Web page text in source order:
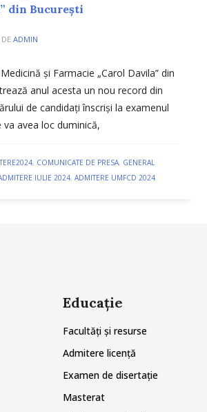
din Bucureşti
DE ADMIN
şi Farmacie „Carol Davila” din
anul acesta un nou record din
de candidați înscriși la examenul
avea loc duminică,
, COMUNICATE DE PRESA, GENERAL
IULIE 2024, ADMITERE UMFCD 2024
Educație
Facultăți și resurse
Admitere licență
Examen de disertație
Masterat